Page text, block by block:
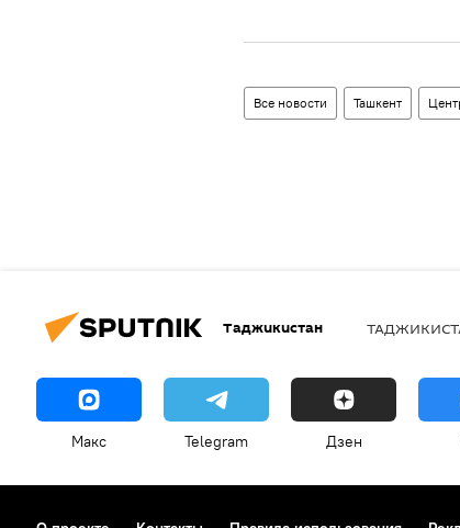
Все новости Ташкент
Таджикистан
Макс Telegram Дзен